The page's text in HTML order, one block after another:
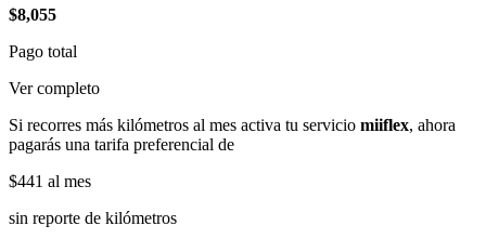
$8,055
Pago total
Ver completo
Si recorres más kilómetros al mes activa tu servicio miiflex, ahora
pagarás una tarifa preferencial de
$441 al mes
sin reporte de kilómetros